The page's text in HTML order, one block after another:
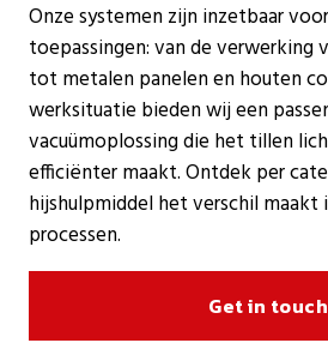
Onze systemen zijn inzetbaar
toepassingen: van de verwerking
tot metalen panelen en houten
werksituatie bieden wij een
vacuümoplossingdie het tillen
efficiënter maakt. Ontdek per
hijshulpmiddel het verschil maakt
processen.
Get in touch